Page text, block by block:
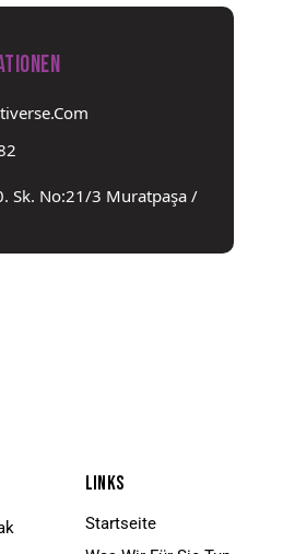
Sk. No:21/3 Muratpaşa /
Links
Startseite